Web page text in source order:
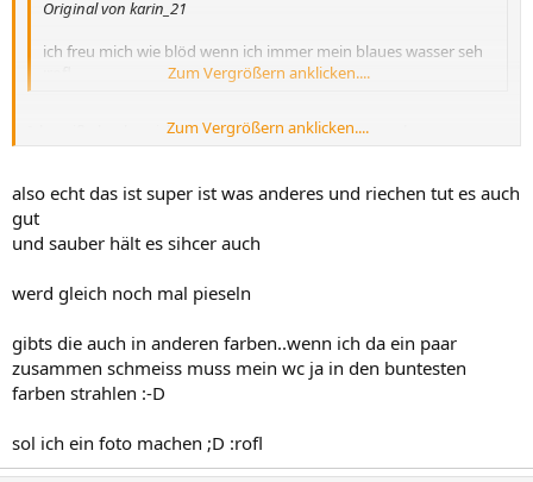
Original von karin_21
ich freu mich wie blöd wenn ich immer mein blaues wasser seh
Zum Vergrößern anklicken....
Ich weiß absolut nicht, warum, aber ich kann das total
nachvollziehen. Ich will auch blaues Wasser und geh mir jetzt gleich
Zum Vergrößern anklicken....
also echt das ist super ist was anderes und riechen tut es auch
gut
und sauber hält es sihcer auch
werd gleich noch mal pieseln
gibts die auch in anderen farben..wenn ich da ein paar
zusammen schmeiss muss mein wc ja in den buntesten
farben strahlen :-D
sol ich ein foto machen ;D :rofl